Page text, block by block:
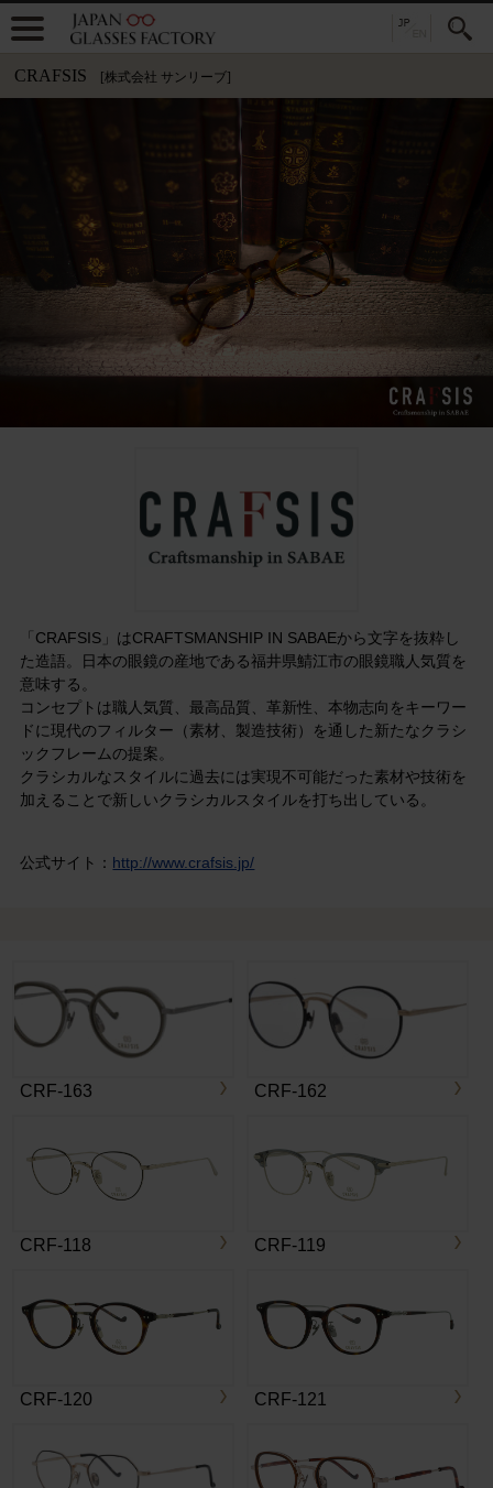
CRAFSIS [株式会社 サンリーブ]
「CRAFSIS」はCRAFTSMANSHIP IN SABAEから文字を抜粋し
た造語。日本の眼鏡の産地である福井県鯖江市の眼鏡職人気質を
意味する。
コンセプトは職人気質、最高品質、革新性、本物志向をキーワー
ドに現代のフィルター（素材、製造技術）を通した新たなクラシ
ックフレームの提案。
クラシカルなスタイルに過去には実現不可能だった素材や技術を
加えることで新しいクラシカルスタイルを打ち出している。
公式サイト： http://www.crafsis.jp/
CRF-163 CRF-162
CRF-118 CRF-119
CRF-120 CRF-121